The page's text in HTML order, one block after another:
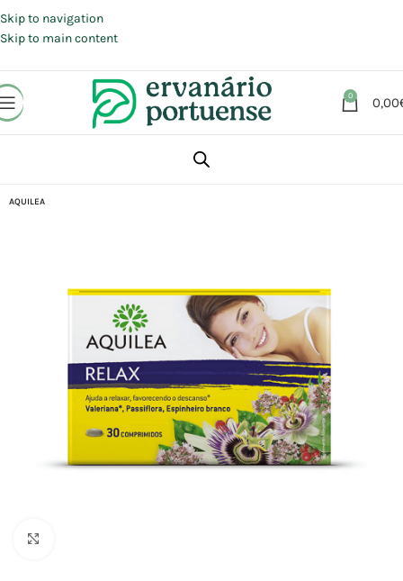
Skip to navigation
Skip to main content
0 0,00
Suplementos alimentares
AQUILEA